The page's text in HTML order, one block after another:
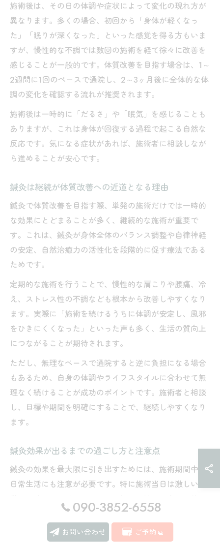
施術後は、その日の体調や症状によって変化の現れ方が
異なります。多くの場合、初回から「身体が軽くなっ
た」「眠りが深くなった」といった感覚を得る方もいま
すが、慢性的な不調では数回の施術を経て徐々に改善を
感じることが一般的です。体質改善を目指す場合は、1～
2週間に1回のペースで通院し、2～3ヶ月後に全体的な体
調の変化を確認する流れが推奨されます。
施術後は一時的に「だるさ」や「眠気」を感じることも
ありますが、これは身体が回復する過程で起こる自然な
反応です。気になる症状があれば、施術者に相談しなが
ら進めることが安心です。
鍼灸は継続が体質改善への近道となる理由
鍼灸で体質改善を目指す際、単発の施術だけでは一時的
な効果にとどまることが多く、継続的な施術が重要で
す。これは、鍼灸が身体全体のバランス調整や自律神経
の安定、自然治癒力の活性化を段階的に促す療法である
ためです。
定期的な施術を行うことで、慢性的な肩こりや腰痛、冷
え、ストレス性の不調なども根本から改善しやすくなり
ます。実際に「施術を続けるうちに体調が安定し、風邪
をひきにくくなった」といった声も多く、生活の質向上
につながることが期待されます。
ただし、無理なペースで通院すると逆に負担になる場合
もあるため、自身の体調やライフスタイルに合わせて無
理なく続けることが成功のポイントです。施術者と相談
し、目標や期間を明確にすることで、継続しやすくなり
ます。
鍼灸効果が出るまでの過ごし方と注意点
鍼灸の効果を最大限に引き出すためには、施術期間中の
日常生活にも注意が必要です。特に施術当日は激しい運
動や長時間の入浴、アルコール摂取は控え、身体を休め
ることが推奨されます。これは、施術によって全身のバ
ランスや血流が変化しやすいためです。
090-3852-6558
お問い合わせ ご予約